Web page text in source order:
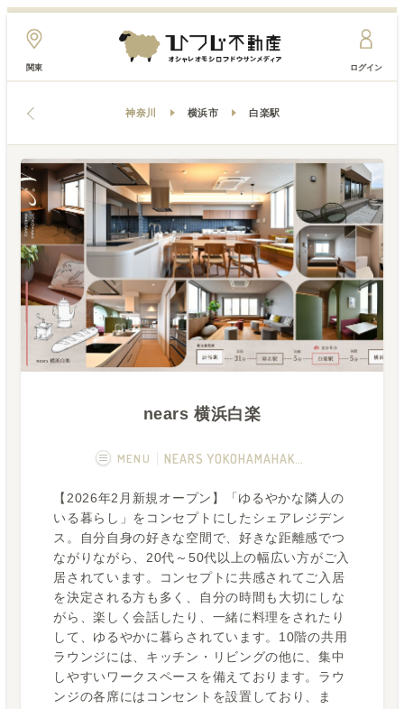
関東 ログイン
神奈川 横浜市 白楽駅
nears 横浜白楽
MENU
概要 画像一覧
空室状況 運営者
フカボリ記事
【2026年2月新規オープン】「ゆるやかな隣人の
いる暮らし」をコンセプトにしたシェアレジデン
ス。自分自身の好きな空間で、好きな距離感でつ
ながりながら、20代～50代以上の幅広い方がご入
居されています。コンセプトに共感されてご入居
を決定される方も多く、自分の時間も大切にしな
がら、楽しく会話したり、一緒に料理をされたり
して、ゆるやかに暮らされています。10階の共用
ラウンジには、キッチン・リビングの他に、集中
しやすいワークスペースを備えております。ラウ
ンジの各席にはコンセントを設置しており、ま